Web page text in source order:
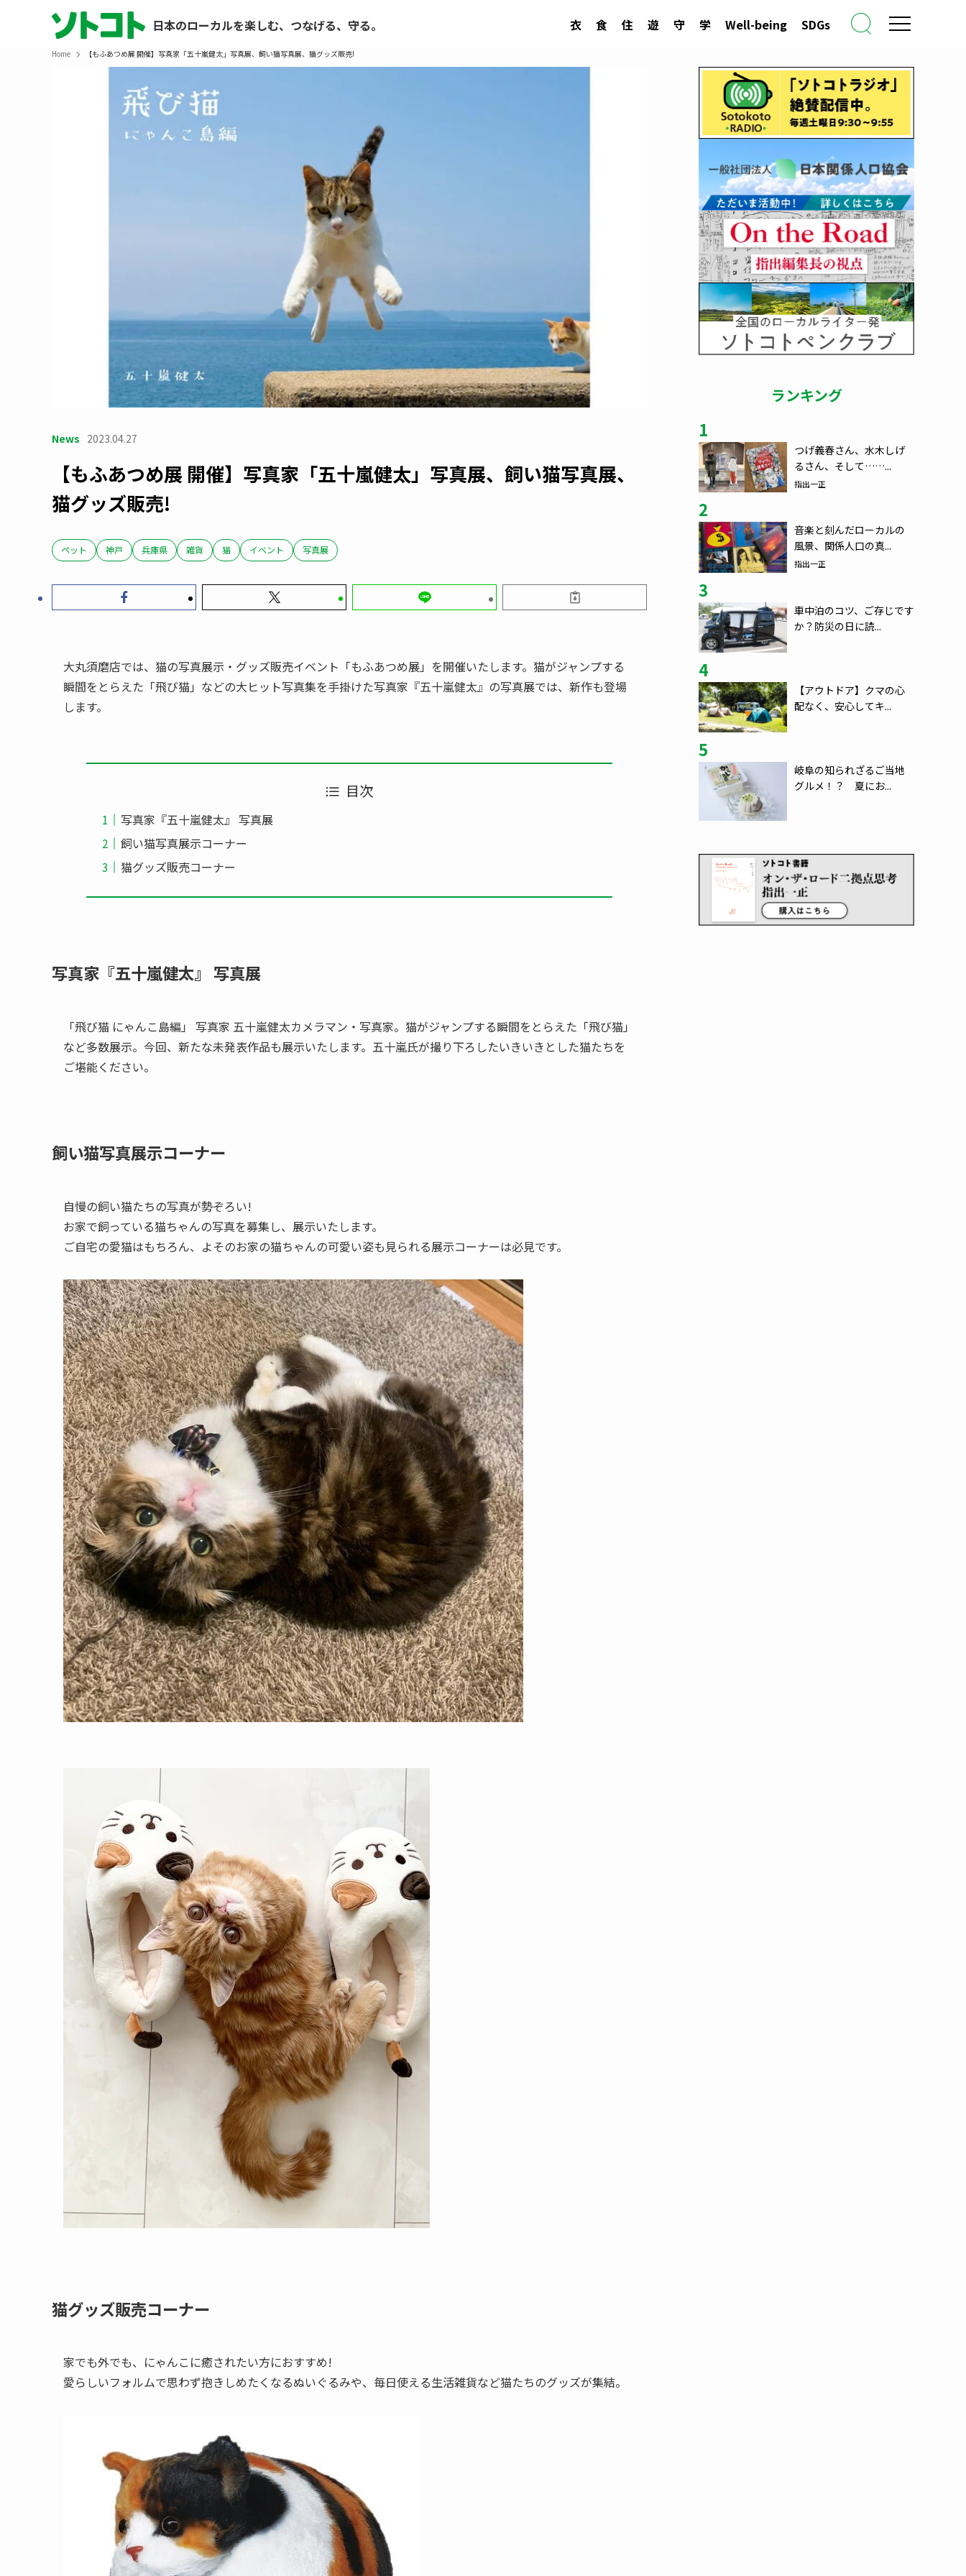
日本のローカルを楽しむ、つなげる、守る。 衣 食 住 遊 守 学 Well-being SDGs
Home 【もふあつめ展 開催】写真家「五十嵐健太」写真展、飼い猫写真展、猫グッズ販売!
News 2023.04.27
【もふあつめ展 開催】写真家「五十嵐健太」写真展、飼い猫写真展、
猫グッズ販売!
ペット 神戸 兵庫県 雑貨 猫 イベント 写真展
大丸須磨店では、猫の写真展示・グッズ販売イベント「もふあつめ展」を開催いたします。猫がジャンプする
瞬間をとらえた「飛び猫」などの大ヒット写真集を手掛けた写真家『五十嵐健太』の写真展では、新作も登場
します。
目次
写真家『五十嵐健太』 写真展
飼い猫写真展示コーナー
猫グッズ販売コーナー
写真家『五十嵐健太』 写真展
「飛び猫 にゃんこ島編」 写真家 五十嵐健太カメラマン・写真家。猫がジャンプする瞬間をとらえた「飛び猫」
など多数展示。今回、新たな未発表作品も展示いたします。五十嵐氏が撮り下ろしたいきいきとした猫たちを
ご堪能ください。
飼い猫写真展示コーナー
自慢の飼い猫たちの写真が勢ぞろい!
お家で飼っている猫ちゃんの写真を募集し、展示いたします。
ご自宅の愛猫はもちろん、よそのお家の猫ちゃんの可愛い姿も見られる展示コーナーは必見です。
猫グッズ販売コーナー
家でも外でも、にゃんこに癒されたい方におすすめ!
愛らしいフォルムで思わず抱きしめたくなるぬいぐるみや、毎日使える生活雑貨など猫たちのグッズが集結。
ランキング
1
つげ義春さん、水木しげ
るさん、そして……...
指出一正
2
音楽と刻んだローカルの
風景、関係人口の真...
指出一正
3
車中泊のコツ、ご存じです
か？防災の日に読...
4
【アウトドア】クマの心
配なく、安心してキ...
5
岐阜の知られざるご当地
グルメ！？ 夏にお...